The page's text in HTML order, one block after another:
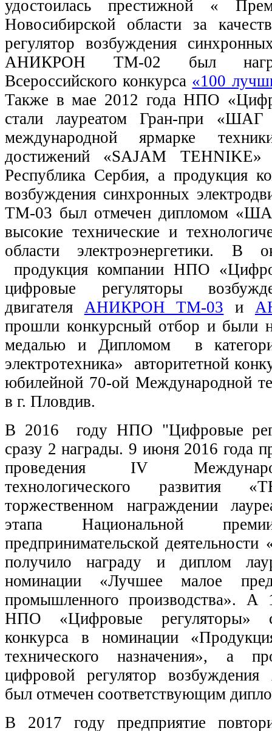
удостоилась престижной «
Новосибирской области за
регулятор возбуждения
АНИКРОН ТМ-02 был
Всероссийского конкурса «100
Также в мае 2012 года НПО
стали лауреатом Гран-при
международной ярмарке
достижений «SAJAM
Республика Сербия, а продукция
возбуждения синхронных
ТМ-03 был отмечен дипломом
высокие технические и
области электроэнергетики. В
продукция компании НПО
цифровые регуляторы
двигателя АНИКРОН ТМ-03 и
прошли конкурсный отбор и были
медалью и Дипломом в
электротехника» авторитетной
юбилейной 70-ой Международной
в г. Пловдив.
В 2016 году НПО "Цифровые
сразу 2 награды. 9 июня 2016 года
проведения IV
технологического
торжественном награждении
этапа Национальной
предпринимательской
получило награду и диплом
номинации «Лучшее малое
промышленного производства».
НПО «Цифровые регуляторы»
конкурса в номинации
технического назначения», а
цифровой регулятор
был отмечен соответствующим
В 2017 году предприятие